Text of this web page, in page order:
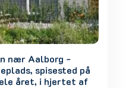
nær Aalborg -
spisested på
året, i hjertet af